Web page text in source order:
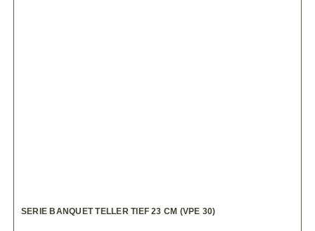
SERIE BANQUET TELLER TIEF 23 CM (VPE 30)